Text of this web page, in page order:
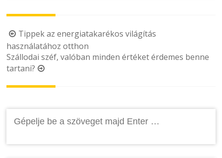
Post
navigation
Tippek az energiatakarékos világítás
használatához otthon
Szállodai széf, valóban minden értéket érdemes benne
tartani?